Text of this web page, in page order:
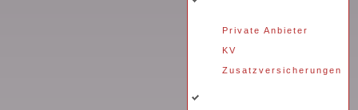
Private Anbieter
KV
Zusatzversicherungen